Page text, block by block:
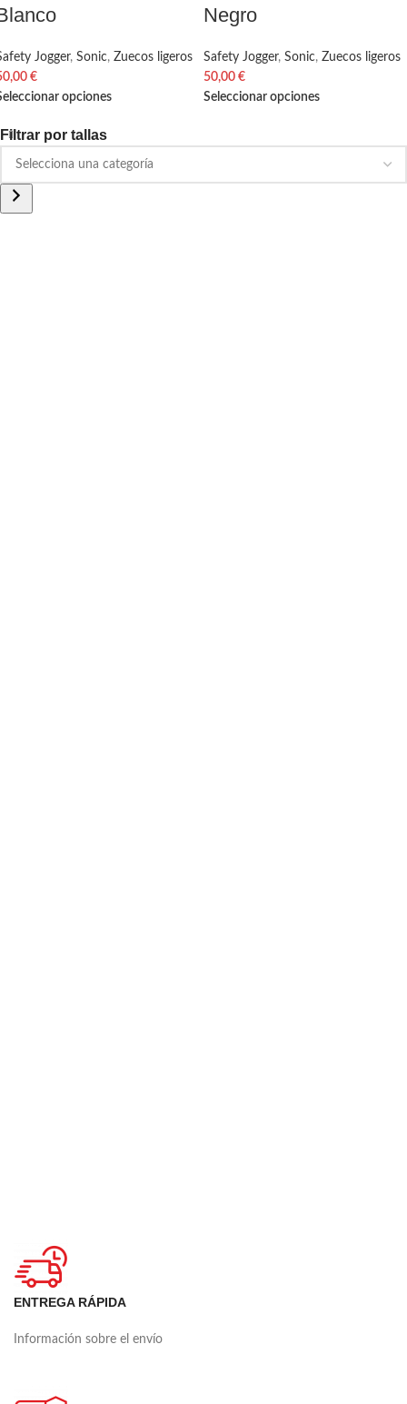
Filtrar por tallas
Jogger, Sonic, Zuecos ligeros
€
opciones
Negro
Safety Jogger, Sonic, Zuecos ligeros
50,00 €
Seleccionar opciones
ENTREGA RÁPIDA
Información sobre el envío